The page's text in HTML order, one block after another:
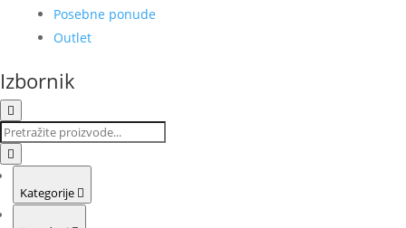
Posebne ponude
Outlet
Izbornik
Kategorije